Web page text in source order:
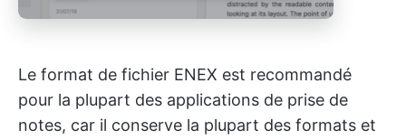
Le format de fichier ENEX est recommandé
pour la plupart des applications de prise de
notes, car il conserve la plupart des formats et